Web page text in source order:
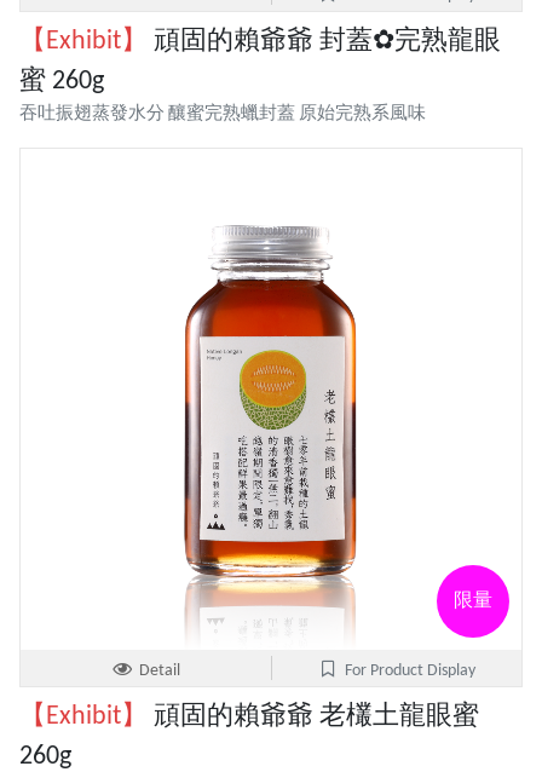
【Exhibit】
頑固的賴爺爺 封蓋✿完熟龍眼
蜜 260g
吞吐振翅蒸發水分 釀蜜完熟蠟封蓋 原始完熟系風味
限量
Detail For Product Display
【Exhibit】
頑固的賴爺爺 老欉土龍眼蜜
260g